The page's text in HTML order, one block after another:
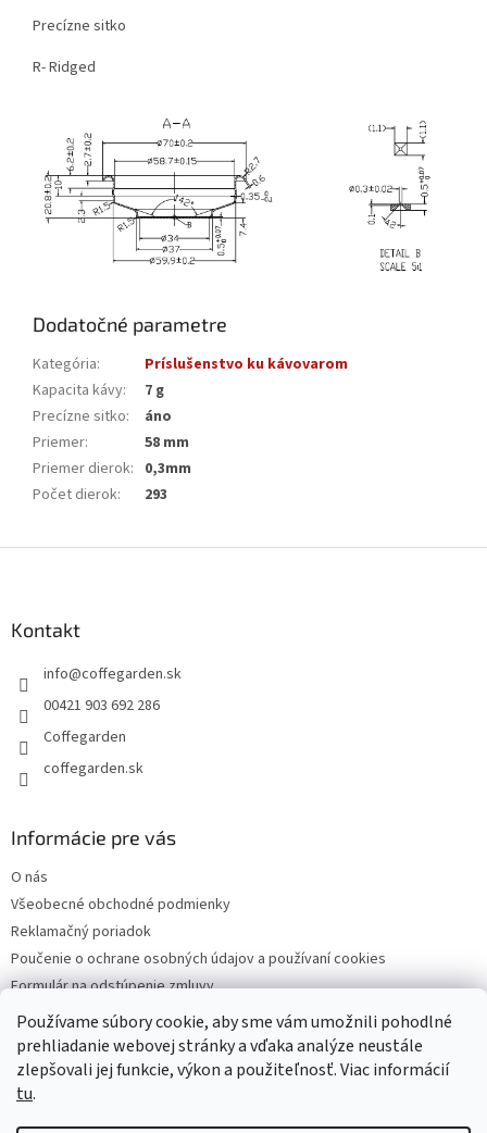
Používame súbory cookie, aby sme vám umožnili pohodlné
prehliadanie webovej stránky a vďaka analýze neustále
zlepšovali jej funkcie, výkon a použiteľnosť. Viac informácií
tu.
Precízne sitko
R- Ridged
Dodatočné parametre
Kategória:
Príslušenstvo ku kávovarom
Kapacita kávy:
7 g
Precízne sitko:
áno
Priemer:
58 mm
Priemer dierok: 0,3mm
Počet dierok: 293
Kontakt
info@coffegarden.sk
00421 903 692 286
Coffegarden
coffegarden.sk
Informácie pre vás
O nás
Všeobecné obchodné podmienky
Reklamačný poriadok
Poučenie o ochrane osobných údajov a používaní cookies
Formulár na odstúpenie zmluvy
Reklamačný formulár
Kontakty